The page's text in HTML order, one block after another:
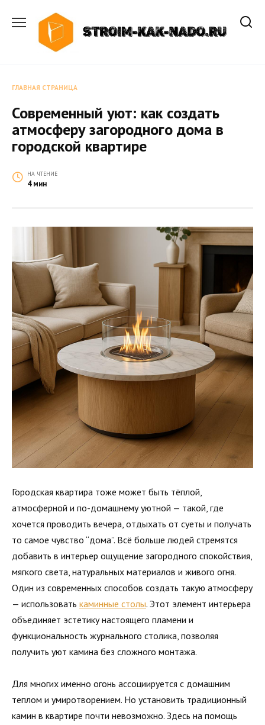
содержанию
ГЛАВНАЯ СТРАНИЦА
Современный уют: как создать
атмосферу загородного дома в
городской квартире
НА ЧТЕНИЕ
4 мин
Городская квартира тоже может быть тёплой,
атмосферной и по-домашнему уютной — такой, где
хочется проводить вечера, отдыхать от суеты и получать
то самое чувство “дома”. Всё больше людей стремятся
добавить в интерьер ощущение загородного спокойствия,
мягкого света, натуральных материалов и живого огня.
Один из современных способов создать такую атмосферу
— использовать каминные столы. Этот элемент интерьера
объединяет эстетику настоящего пламени и
функциональность журнального столика, позволяя
получить уют камина без сложного монтажа.
Для многих именно огонь ассоциируется с домашним
теплом и умиротворением. Но установить традиционный
камин в квартире почти невозможно. Здесь на помощь